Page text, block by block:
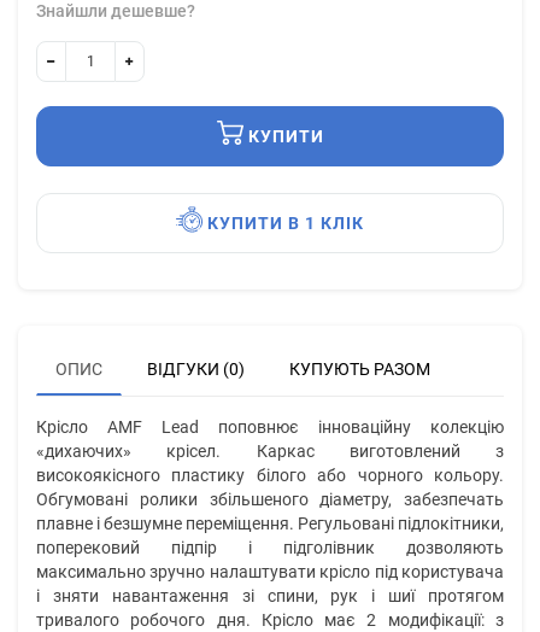
Знайшли дешевше?
КУПИТИ
КУПИТИ В 1 КЛІК
ОПИС ВІДГУКИ (0) КУПУЮТЬ РАЗОМ
Крісло AMF Lead поповнює інноваційну колекцію
«дихаючих» крісел. Каркас виготовлений з
високоякісного пластику білого або чорного кольору.
Обгумовані ролики збільшеного діаметру, забезпечать
плавне і безшумне переміщення. Регульовані підлокітники,
поперековий підпір і підголівник дозволяють
максимально зручно налаштувати крісло під користувача
і зняти навантаження зі спини, рук і шиї протягом
тривалого робочого дня. Крісло має 2 модифікації: з